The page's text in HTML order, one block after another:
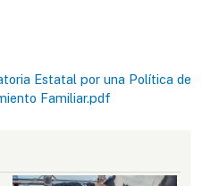
Estatal por una Política de
Familiar.pdf